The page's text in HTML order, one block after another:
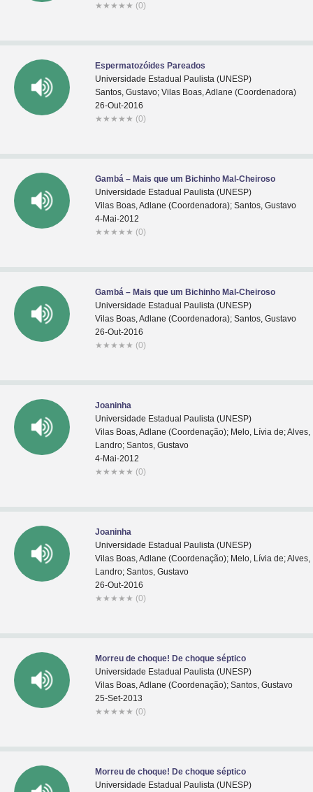
★ ★ ★ ★ ★ (0)
Espermatozóides Pareados
Universidade Estadual Paulista (UNESP)
Santos, Gustavo; Vilas Boas, Adlane (Coordenadora)
26-Out-2016
★ ★ ★ ★ ★ (0)
Gambá – Mais que um Bichinho Mal-Cheiroso
Universidade Estadual Paulista (UNESP)
Vilas Boas, Adlane (Coordenadora); Santos, Gustavo
4-Mai-2012
★ ★ ★ ★ ★ (0)
Gambá – Mais que um Bichinho Mal-Cheiroso
Universidade Estadual Paulista (UNESP)
Vilas Boas, Adlane (Coordenadora); Santos, Gustavo
26-Out-2016
★ ★ ★ ★ ★ (0)
Joaninha
Universidade Estadual Paulista (UNESP)
Vilas Boas, Adlane (Coordenação); Melo, Lívia de; Alves,
Landro; Santos, Gustavo
4-Mai-2012
★ ★ ★ ★ ★ (0)
Joaninha
Universidade Estadual Paulista (UNESP)
Vilas Boas, Adlane (Coordenação); Melo, Lívia de; Alves,
Landro; Santos, Gustavo
26-Out-2016
★ ★ ★ ★ ★ (0)
Morreu de choque! De choque séptico
Universidade Estadual Paulista (UNESP)
Vilas Boas, Adlane (Coordenação); Santos, Gustavo
25-Set-2013
★ ★ ★ ★ ★ (0)
Morreu de choque! De choque séptico
Universidade Estadual Paulista (UNESP)